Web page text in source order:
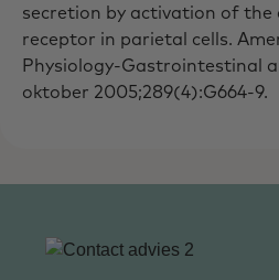
secretion by activation of the
receptor in parietal cells.
Physiology-Gastrointestinal
oktober 2005;289(4):G664-9.